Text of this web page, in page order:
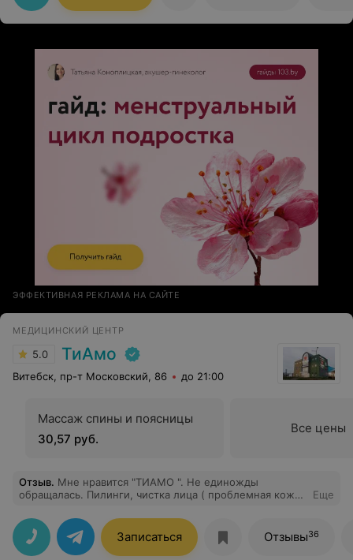
ЭФФЕКТИВНАЯ РЕКЛАМА НА САЙТЕ
МЕДИЦИНСКИЙ ЦЕНТР
5.0 ТиАмо
Витебск, пр-т Московский, 86 до 21:00
Массаж спины и поясницы
30,57 руб.
Все цены
Отзыв. Мне нравится "ТИАМО ". Не единожды
обращалась. Пилинги, чистка лица ( проблемная кожа),
после процедуры, да и вообще много полезного
можно узнать у косметолога. Девочки на ресепшене
нормальные ( за ОЧЕНЬ редким исключением)
Еще
Записаться Отзывы36